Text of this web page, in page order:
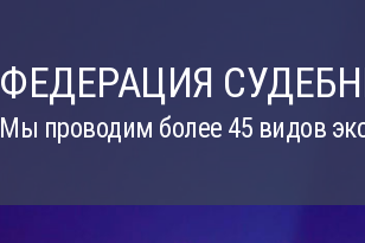
ФЕДЕРАЦИЯ
Мы проводим более 45 видов